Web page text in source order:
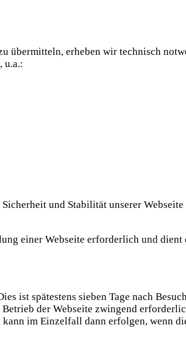
übermitteln, erheben wir technisch
u.a.:
und Stabilität unserer Webseite
einer Webseite erforderlich und dient
ist spätestens sieben Tage nach
der Webseite zwingend
im Einzelfall dann erfolgen, wenn